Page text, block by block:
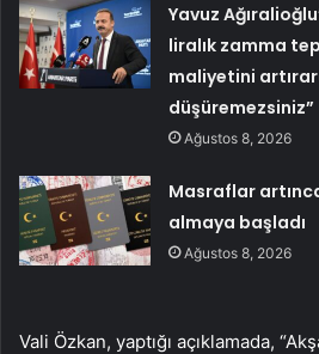
Yavuz
liralık zamma
maliyetini
düşüremezsiniz”
Ağustos 8, 2026
Masraflar
almaya başladı
Ağustos 8, 2026
Vali Özkan, yaptığı açıklamada,